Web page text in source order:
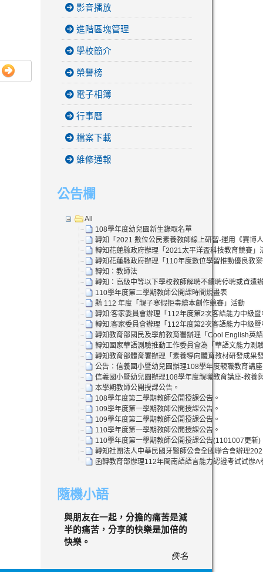
影音播放
進階區塊管理
學校簡介
榮譽榜
電子相簿
行事曆
檔案下載
維修通報
公告欄
All
108學年度幼兒園新生錄取名單
轉知「2021 數位公民素養教師線上研習-運用《賽博
轉知花蓮縣政府辦理「2021太平洋盃科技教育競賽」
轉知花蓮縣政府辦理「110年度數位學習推動優良教
轉知：教師法
轉知：高級中等以下學校教師解聘不續聘停聘或資遣
110學年度第二學期教師公開課時間規畫表
縣 112 年度「親子寒假拒毒繪本創作競賽」活動
轉知:客家委員會辦理「112年度第2次客語能力中級
轉知:客家委員會辦理「112年度第2次客語能力中級
轉知教育部國民及學前教育署辦理「Cool English英
轉知國家華語測驗推動工作委員會為「華語文能力測
轉知教育部體育署辦理「素養導向體育教材研發成果
公告：信義國小暨幼兒園辦理108學年度親職教育講
信義國小暨幼兒園辦理108學年度親職教育講座-教養
本學期教師公開授課公告。
108學年度第二學期教師公開授課公告。
109學年度第一學期教師公開授課公告。
109學年度第二學期教師公開授課公告。
110學年度第一學期教師公開授課公告。
110學年度第一學期教師公開授課公告(1101007更新)
轉知社團法人中華民國牙醫師公會全國聯合會辦理
函轉教育部辦理112年閩南語語言能力認證考試試辦
隨機小語
與朋友在一起，分擔的痛苦是減
半的痛苦，分享的快樂是加倍的
快樂。
佚名